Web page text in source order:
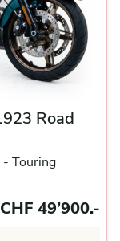
Road
- Touring
CHF 49’900.-